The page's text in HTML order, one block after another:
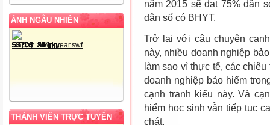
ẢNH NGẪU NHIÊN
THÀNH VIÊN TRỰC TUYẾN
năm 2015 sẽ đạt 75% dân
dân số có BHYT.
Trở lại với câu chuyện
này, nhiều doanh nghiệp
làm sao vì thực tế, các
doanh nghiệp bảo hiểm
cạnh tranh kiểu này. Và
hiểm học sinh vẫn tiếp tục
chát.